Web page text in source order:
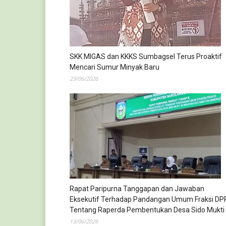
SKK MIGAS dan KKKS Sumbagsel Terus Proaktif
Mencari Sumur Minyak Baru
23/06/2026
Rapat Paripurna Tanggapan dan Jawaban
Eksekutif Terhadap Pandangan Umum Fraksi
Tentang Raperda Pembentukan Desa Sido Mukti
13/06/2026